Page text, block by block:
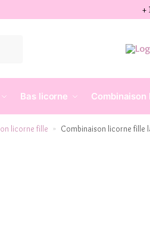
+
Bas licorne Combinaison
licorne fille » Combinaison licorne fille